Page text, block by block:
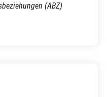
(ABZ)